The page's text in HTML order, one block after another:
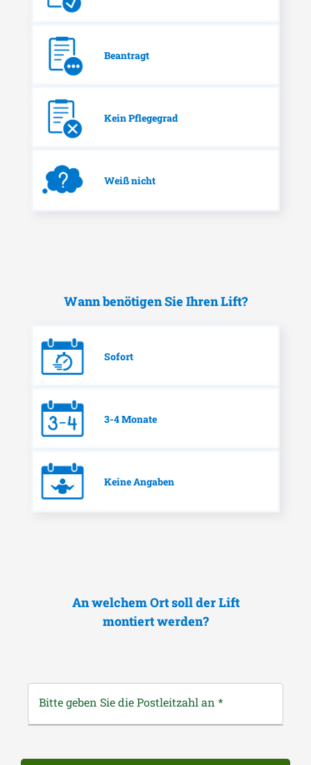
Beantragt
Kein Pflegegrad
Weiß nicht
Wann benötigen Sie Ihren Lift?
Sofort
3-4 Monate
Keine Angaben
An welchem Ort soll der Lift
montiert werden?
Bitte geben Sie die Postleitzahl an *